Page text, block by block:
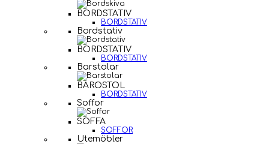
BORDSTATIV
BORDSTATIV
Bordstativ
BORDSTATIV
BORDSTATIV
Barstolar
BAROSTOL
BORDSTATIV
Soffor
SOFFA
SOFFOR
Utemöbler